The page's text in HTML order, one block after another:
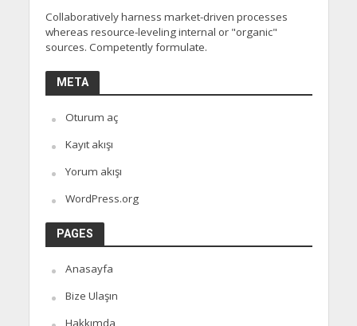
Collaboratively harness market-driven processes
whereas resource-leveling internal or "organic"
sources. Competently formulate.
META
Oturum aç
Kayıt akışı
Yorum akışı
WordPress.org
PAGES
Anasayfa
Bize Ulaşın
Hakkımda